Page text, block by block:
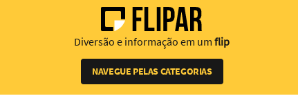
Diversão e informação em um flip
NAVEGUE PELAS CATEGORIAS